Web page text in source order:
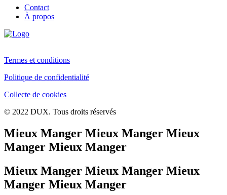
Contact
À propos
Termes et conditions
Politique de confidentialité
Collecte de cookies
© 2022 DUX. Tous droits réservés
Mieux Manger Mieux Manger Mieux
Manger Mieux Manger
Mieux Manger Mieux Manger Mieux
Manger Mieux Manger